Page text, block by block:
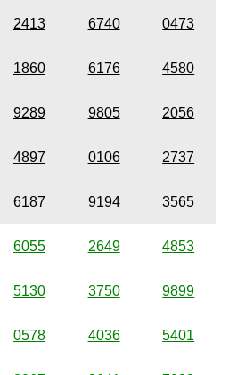
2413 6740 0473
1860 6176 4580
9289 9805 2056
4897 0106 2737
6187 9194 3565
6055 2649 4853
5130 3750 9899
0578 4036 5401